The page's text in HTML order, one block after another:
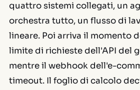
quattro sistemi collegati, un
orchestra tutto, un flusso di
lineare. Poi arriva il momento
limite di richieste dell'API del
mentre il webhook dell'e-
timeout. Il foglio di calcolo